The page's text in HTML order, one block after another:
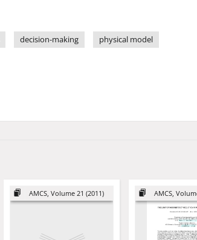
decision-making physical model
AMCS, Volume 21 (2011) AMCS,